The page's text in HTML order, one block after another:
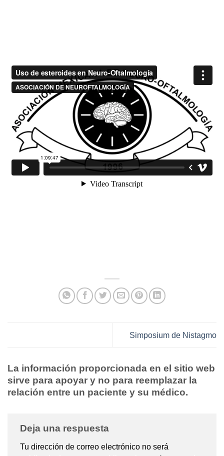
Simposium de Nistagmo
La información proporcionada en el sitio web
sirve para apoyar y no para reemplazar la
relación entre un paciente y su médico.
Deja una respuesta
Tu dirección de correo electrónico no será